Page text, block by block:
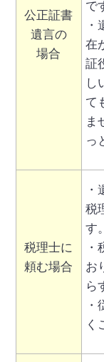
公正証書
遺言の
場合
で
在
証
し
て
ま
っ
税理士に
頼む場合
税
す。
お
ら
く